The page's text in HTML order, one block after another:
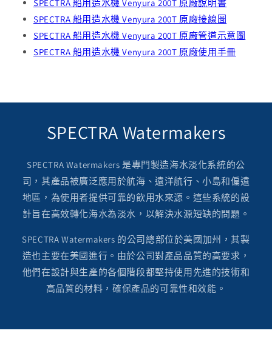
SPECTRA 船用造水機 Venyura 200T 原廠說明書
SPECTRA 船用造水機 Venyura 200T 原廠接線圖
SPECTRA 船用造水機 Venyura 200T 原廠管道示意圖
SPECTRA 船用造水機 Venyura 200T 原廠使用手冊
SPECTRA Watermakers
SPECTRA Watermakers 是專門製造海水淡化系統的公
司，其產品被廣泛應用於航海、遠洋航行、小島和偏遠
地區，為使用者提供可靠的飲用水來源。這些系統的設
計旨在高效轉化海水為淡水，以解決水源短缺的問題。
SPECTRA Watermakers 的公司總部位於美國加州，其製
造也主要在美國進行。由於公司對產品品質的高要求，
他們在設計與生產的各個階段都堅持使用先進的技術和
高品質的材料，確保產品的可靠性和效能。